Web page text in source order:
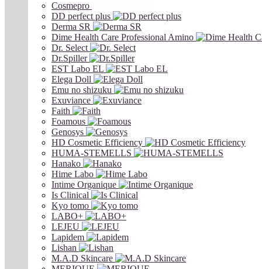
Cosmepro
DD perfect plus
Derma SR
Dime Health Care Professional Amino
Dr. Select
Dr.Spiller
EST Labo EL
Elega Doll
Emu no shizuku
Exuviance
Faith
Foamous
Genosys
HD Cosmetic Efficiency
HUMA-STEMELLS
Hanako
Hime Labo
Intime Organique
Is Clinical
Kyo tomo
LABO+
LEJEU
Lapidem
Lishan
M.A.D Skincare